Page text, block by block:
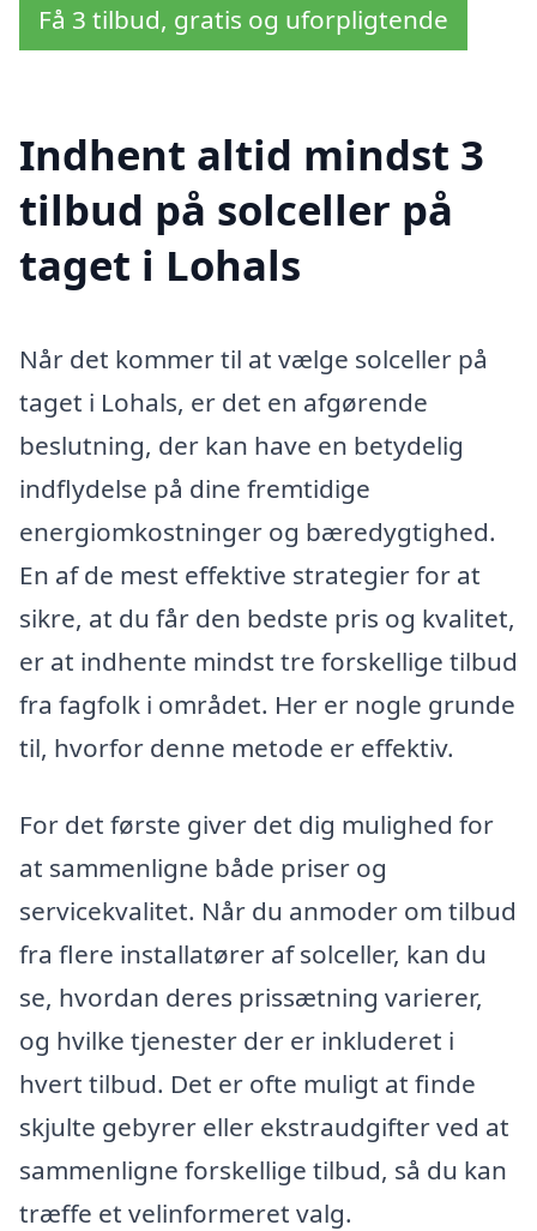
Få 3 tilbud, gratis og uforpligtende
Indhent altid mindst 3
tilbud på solceller på
taget i Lohals
Når det kommer til at vælge solceller på
taget i Lohals, er det en afgørende
beslutning, der kan have en betydelig
indflydelse på dine fremtidige
energiomkostninger og bæredygtighed.
En af de mest effektive strategier for at
sikre, at du får den bedste pris og kvalitet,
er at indhente mindst tre forskellige tilbud
fra fagfolk i området. Her er nogle grunde
til, hvorfor denne metode er effektiv.
For det første giver det dig mulighed for
at sammenligne både priser og
servicekvalitet. Når du anmoder om tilbud
fra flere installatører af solceller, kan du
se, hvordan deres prissætning varierer,
og hvilke tjenester der er inkluderet i
hvert tilbud. Det er ofte muligt at finde
skjulte gebyrer eller ekstraudgifter ved at
sammenligne forskellige tilbud, så du kan
træffe et velinformeret valg.